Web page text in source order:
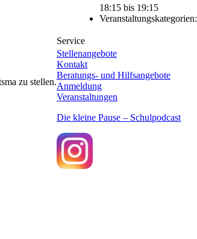
zu stellen.
18:15 bis 19:15
Veranstaltungskategorien:
Service
Stellenangebote
Kontakt
Beratungs- und Hilfsangebote
Anmeldung
Veranstaltungen
Die kleine Pause – Schulpodcast